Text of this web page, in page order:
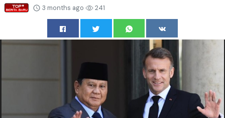
3 months ago 241